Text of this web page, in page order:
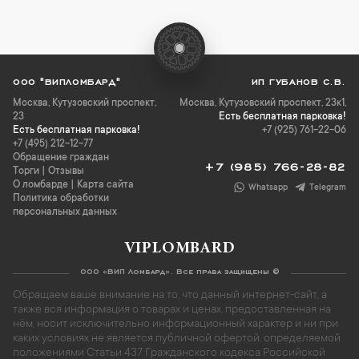
ООО "ВИПЛОМБАРД"
Москва, Кутузовский проспект,
23
Есть бесплатная парковка!
+7 (495) 212-12-77
Обращение граждан
Торги
Отзывы
О ломбарде
Карта сайта
Политика обработки
персональных данных
ИП ГУБАНОВ С.В.
Москва, Кутузовский проспект, 23к1,
Есть бесплатная парковка!
+7 (925) 761-22-06
+7 (985) 766-28-82
Whatsapp Telegram
VIPLOMBARD
ООО «ВИП Ломбард». Все права защищены ©
Обращаем ваше внимание на то, что данный интернет-сайт, а
также вся информация о товарах и ценах, предоставленная на
нём, носит исключительно информационный характер и ни при
каких условиях не является публичной офертой, определяемой
положениями Статьи 437 Гражданского кодекса Российской